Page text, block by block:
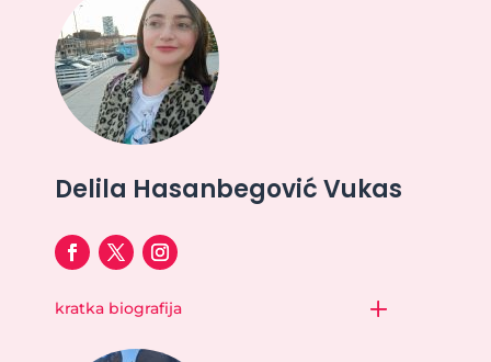
Delila Hasanbegović Vukas
kratka biografija